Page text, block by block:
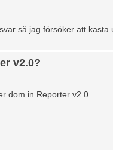
så jag försöker att kasta
v2.0?
dom in Reporter v2.0.